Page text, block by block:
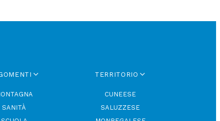
SANITÀ
TERRITORIO
CUNEESE
SALUZZESE